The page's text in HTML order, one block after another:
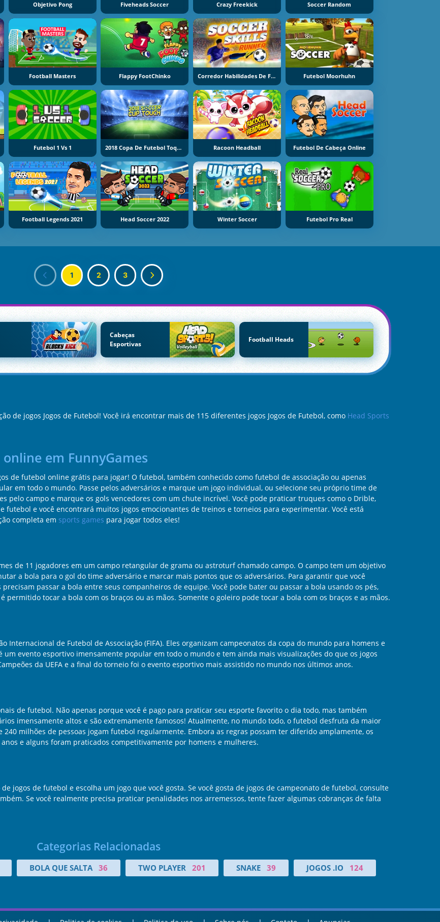
Objetivo Pong Fiveheads Soccer Crazy Freekick Soccer Random
Football Masters Flappy FootChinko Corredor Habilidades De Futebol Futebol Moorhuhn
Futebol 1 Vs 1 2018 Copa De Futebol Toques Racoon Headball Futebol De Cabeça Online
Football Legends 2021 Head Soccer 2022 Winter Soccer Futebol Pro Real
1 2 3
Cabeças
Esportivas
Football Heads
de jogos Jogos de Futebol! Você irá encontrar mais de 115 diferentes jogos Jogos de Futebol, como Head Sports
em FunnyGames
de futebol online grátis para jogar! O futebol, também conhecido como futebol de associação ou apenas
em todo o mundo. Passe pelos adversários e marque um jogo individual, ou selecione seu próprio time de
pelo campo e marque os gols vencedores com um chute incrível. Você pode praticar truques como o Drible,
futebol e você encontrará muitos jogos emocionantes de treinos e torneios para experimentar. Você está
completa em sports games para jogar todos eles!
de 11 jogadores em um campo retangular de grama ou astroturf chamado campo. O campo tem um objetivo
a bola para o gol do time adversário e marcar mais pontos que os adversários. Para garantir que você
passar a bola entre seus companheiros de equipe. Você pode bater ou passar a bola usando os pés,
permitido tocar a bola com os braços ou as mãos. Somente o goleiro pode tocar a bola com os braços e as mãos.
de Futebol de Associação (FIFA). Eles organizam campeonatos da copa do mundo para homens e
um evento esportivo imensamente popular em todo o mundo e tem ainda mais visualizações do que os jogos
da UEFA e a final do torneio foi o evento esportivo mais assistido no mundo nos últimos anos.
de futebol. Não apenas porque você é pago para praticar seu esporte favorito o dia todo, mas também
imensamente altos e são extremamente famosos! Atualmente, no mundo todo, o futebol desfruta da maior
240 milhões de pessoas jogam futebol regularmente. Embora as regras possam ter diferido amplamente, os
e alguns foram praticados competitivamente por homens e mulheres.
jogos de futebol e escolha um jogo que você gosta. Se você gosta de jogos de campeonato de futebol, consulte
Se você realmente precisa praticar penalidades nos arremessos, tente fazer algumas cobranças de falta
Categorias Relacionadas
BOLA QUE SALTA 36 TWO PLAYER 201 SNAKE 39 JOGOS .IO 124